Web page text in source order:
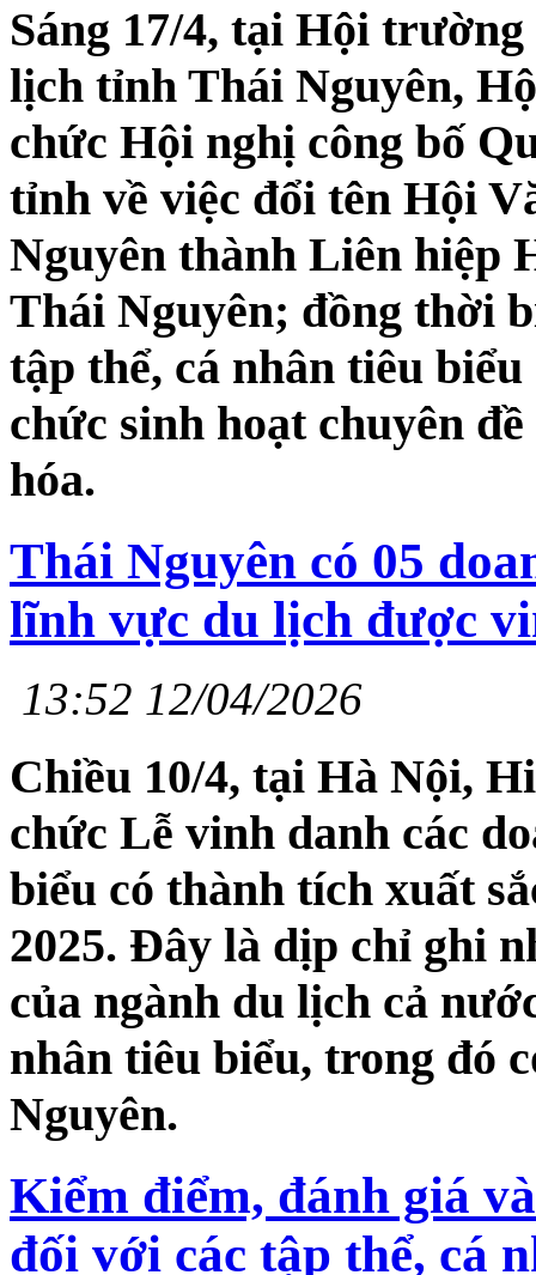
Sáng 17/4, tại Hội
lịch tỉnh Thái Nguyên,
chức Hội nghị công bố
tỉnh về việc đổi tên Hội
Nguyên thành Liên hiệp
Thái Nguyên; đồng thời
tập thể, cá nhân tiêu
chức sinh hoạt chuyên
hóa.
Thái Nguyên có 05
lĩnh vực du lịch được
13:52 12/04/2026
Chiều 10/4, tại Hà Nội,
chức Lễ vinh danh các
biểu có thành tích xuất
2025. Đây là dịp chỉ ghi
của ngành du lịch cả
nhân tiêu biểu, trong đó
Nguyên.
Kiểm điểm, đánh giá
đối với các tập thể, cá